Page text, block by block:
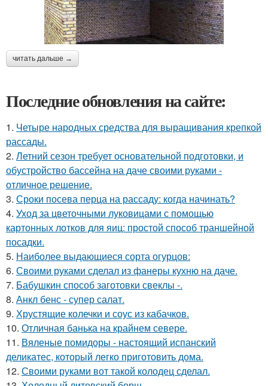
читать дальше →
Последние обновления на сайте:
1. Четыре народных средства для выращивания крепкой
рассады.
2. Летний сезон требует основательной подготовки, и
обустройство бассейна на даче своими руками -
отличное решение.
3. Сроки посева перца на рассаду: когда начинать?
4. Уход за цветочными луковицами с помощью
картонных лотков для яиц: простой способ траншейной
посадки.
5. Наиболее выдающиеся сорта огурцов:
6. Своими руками сделал из фанеры кухню на даче.
7. Бабушкин способ заготовки свеклы -.
8. Анкл бенс - супер салат.
9. Хрустящие колечки и соус из кабачков.
10. Отличная банька на крайнем севере.
11. Вяленые помидоры - настоящий испанский
деликатес, который легко приготовить дома.
12. Своими руками вот такой колодец сделал.